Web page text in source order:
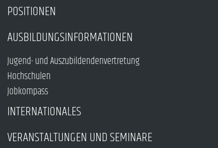
POSITIONEN
AUSBILDUNGSINFORMATIONEN
Jugend- und Auszubildendenvertretung
Hochschulen
Jobkompass
INTERNATIONALES
VERANSTALTUNGEN UND SEMINARE